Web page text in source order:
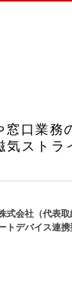
窓口業務
気スト
式会社（代表
トデバイス連